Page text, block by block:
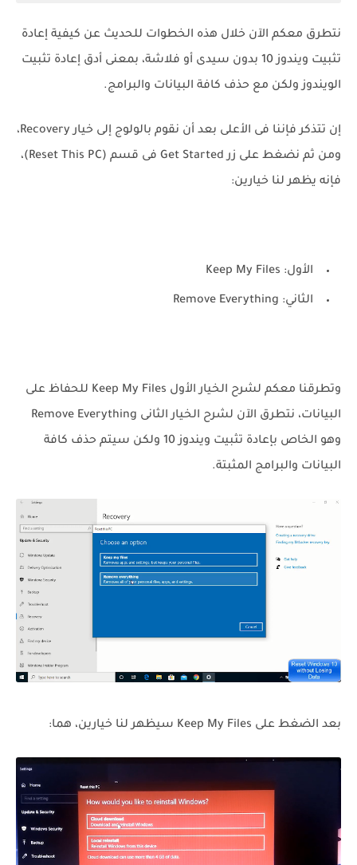
نتطرق معكم الآن خلال هذه الخطوات للحديث عن كيفية إعادة
تثبيت ويندوز 10 بدون سيدى أو فلاشة، بمعنى أدق إعادة تثبيت
الويندوز ولكن مع حذف كافة البيانات والبرامج.
إن تتذكر فإننا فى الأعلى بعد أن نقوم بالولوج إلى خيار Recovery،
ومن ثم نضغط على زر Get Started فى قسم (Reset This PC)،
فإنه يظهر لنا خيارين:
الأول: Keep My Files
الثاني: Remove Everything
وتطرقنا معكم لشرح الخيار الأول Keep My Files للحفاظ على
البيانات، نتطرق الآن لشرح الخيار الثانى Remove Everything
وهو الخاص بإعادة تثبيت ويندوز 10 ولكن سيتم حذف كافة
البيانات والبرامج المثبتة.
بعد الضغط على Keep My Files سيظهر لنا خيارين، هما: